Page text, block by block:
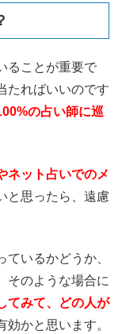
ることが重要で
たればいいのです
の占い師に巡
ネット占いでのメ
と思ったら、遠慮
いるかどうか、
そのような場合に
てみて、どの人が
効かと思います。